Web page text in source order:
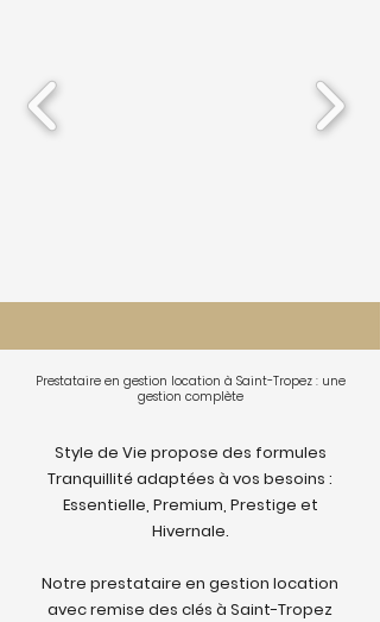
Prestataire en gestion location à Saint-Tropez : une
gestion complète
Style de Vie propose des formules
Tranquillité adaptées à vos besoins :
Essentielle, Premium, Prestige et
Hivernale.
Notre prestataire en gestion location
avec remise des clés à Saint-Tropez